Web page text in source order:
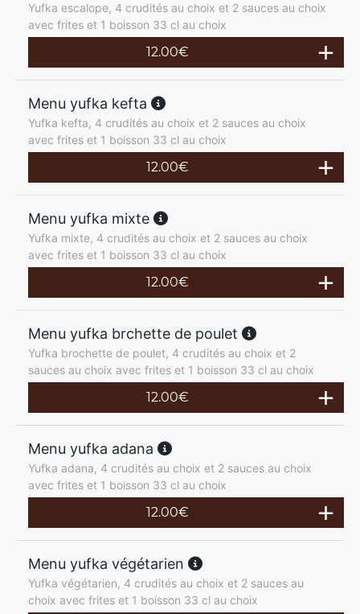
Yufka escalope, 4 crudités au choix et 2 sauces au choix
avec frites et 1 boisson 33 cl au choix
12.00€
Menu yufka kefta
Yufka kefta, 4 crudités au choix et 2 sauces au choix
avec frites et 1 boisson 33 cl au choix
12.00€
Menu yufka mixte
Yufka mixte, 4 crudités au choix et 2 sauces au choix
avec frites et 1 boisson 33 cl au choix
12.00€
Menu yufka brchette de poulet
Yufka brochette de poulet, 4 crudités au choix et 2
sauces au choix avec frites et 1 boisson 33 cl au choix
12.00€
Menu yufka adana
Yufka adana, 4 crudités au choix et 2 sauces au choix
avec frites et 1 boisson 33 cl au choix
12.00€
Menu yufka végétarien
Yufka végétarien, 4 crudités au choix et 2 sauces au
choix avec frites et 1 boisson 33 cl au choix